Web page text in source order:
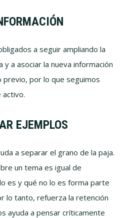
a seguir ampliando la
a asociar la nueva información
previo, por lo que seguimos
activo.
EJEMPLOS
a separar el grano de la paja.
un tema es igual de
es y qué no lo es forma parte
lo tanto, refuerza la retención
ayuda a pensar críticamente